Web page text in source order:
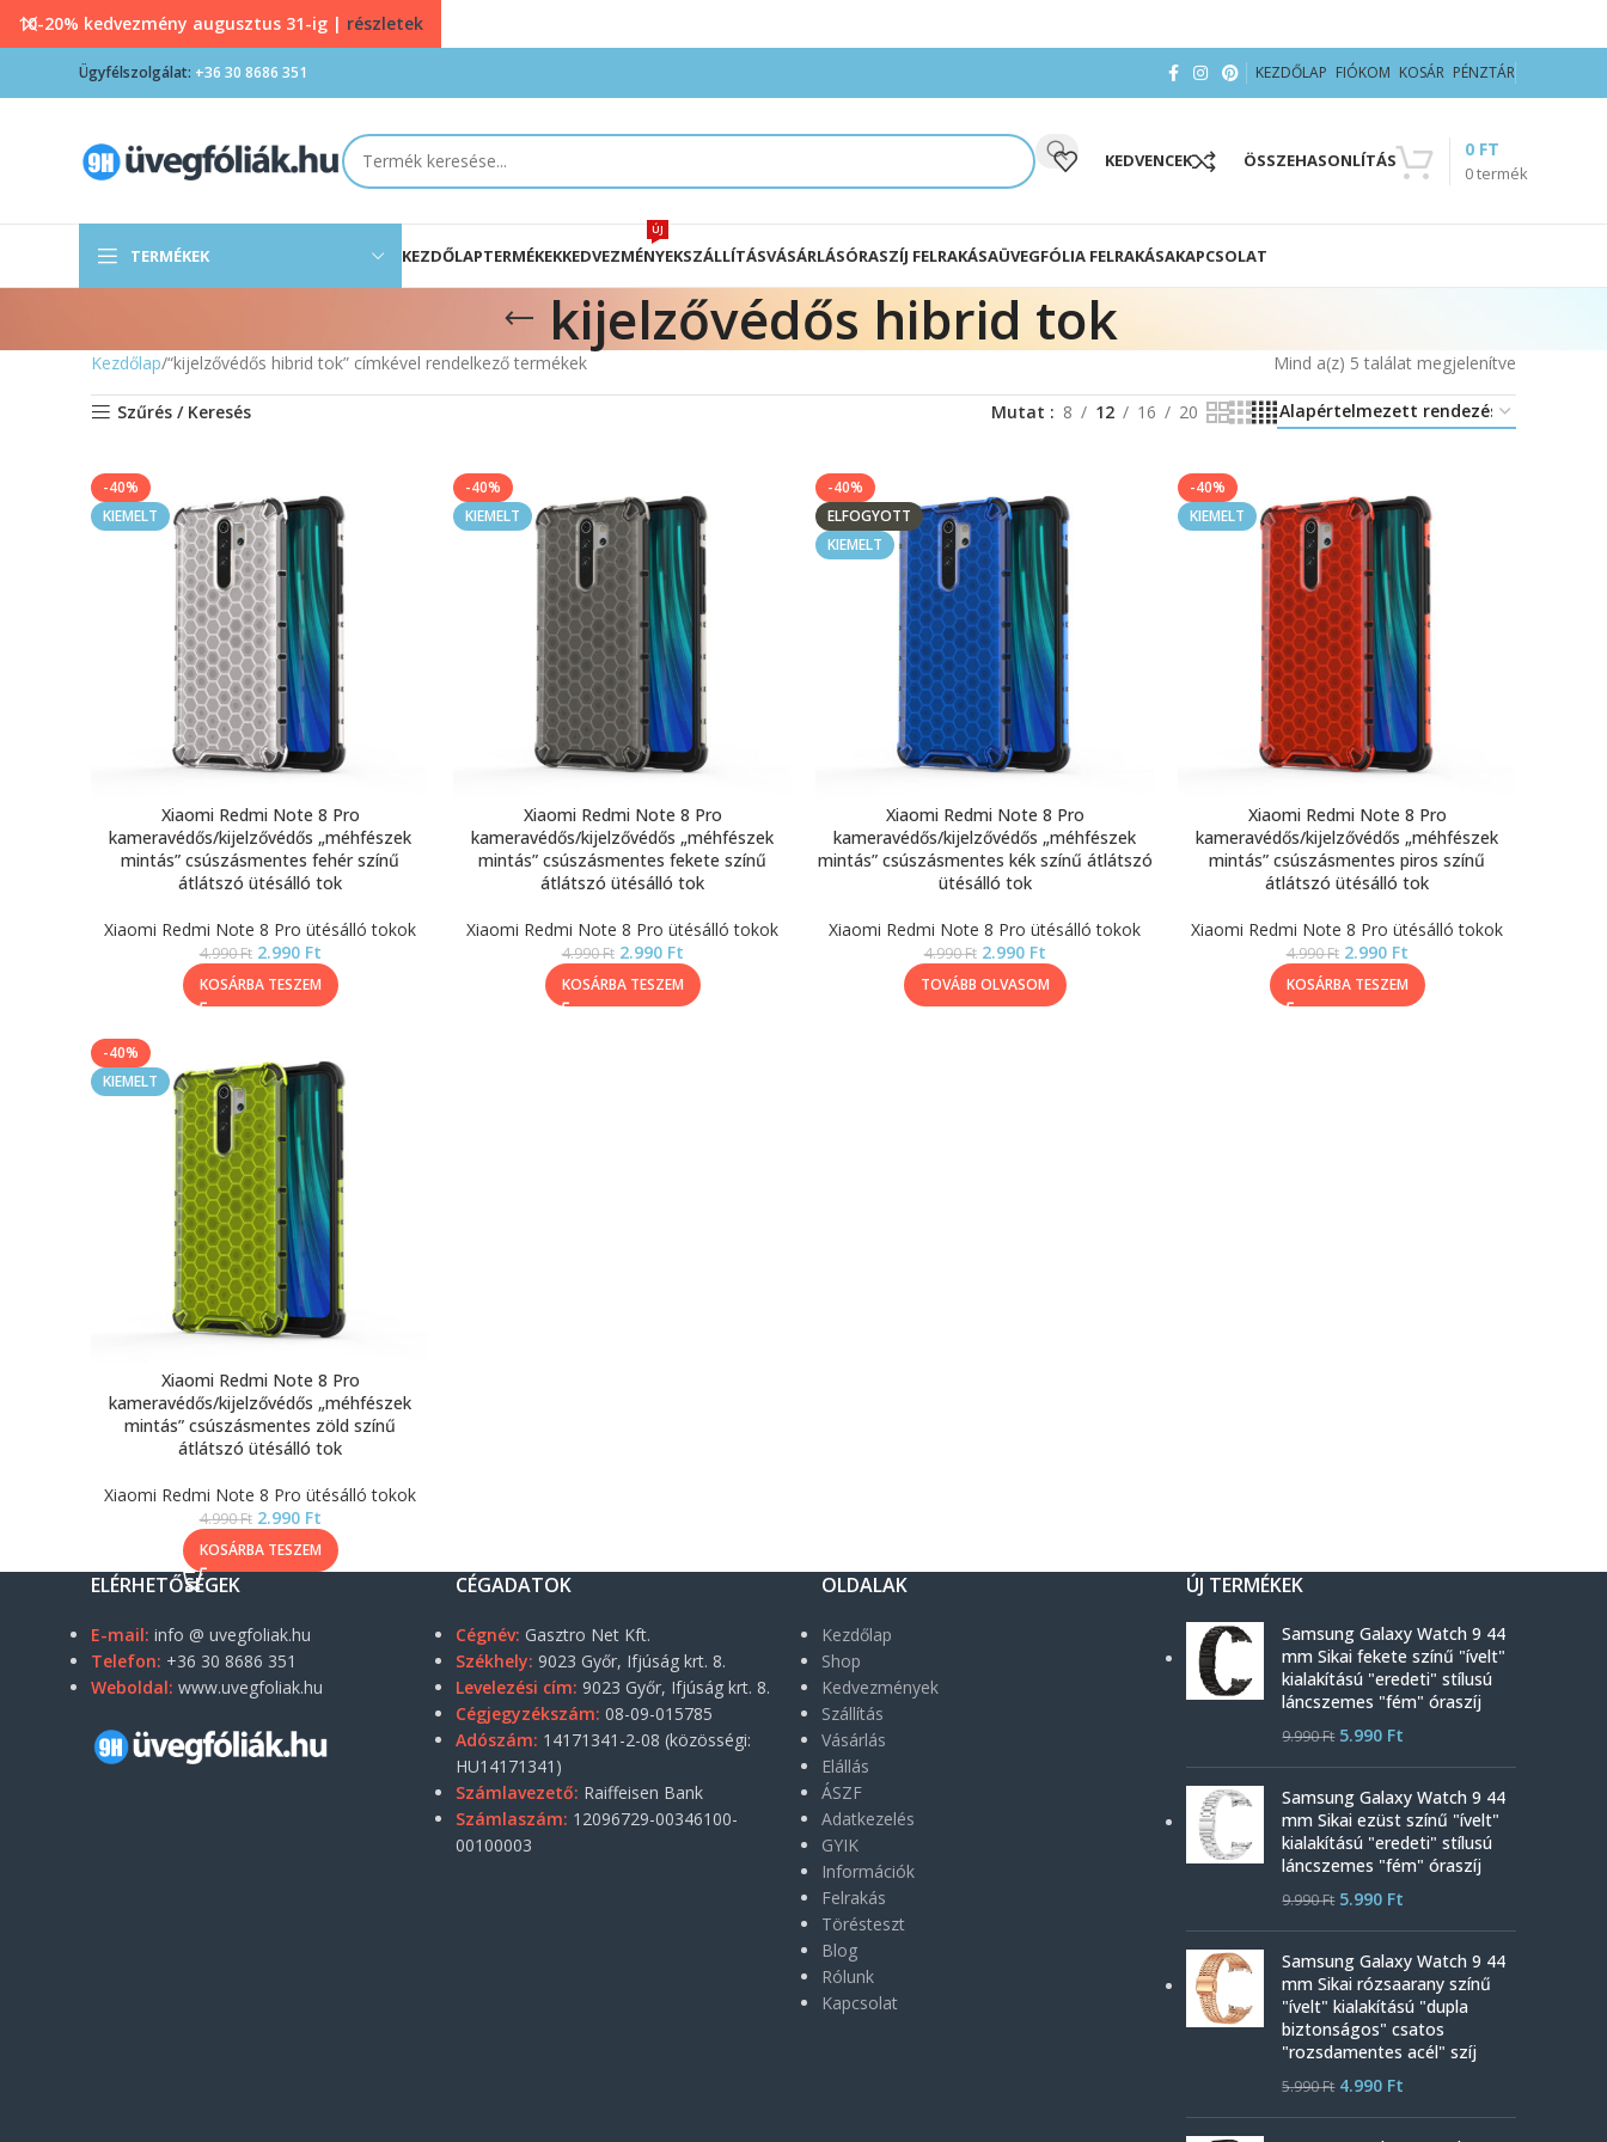
Ügyfélszolgálat: +36 30 8686 351 KEZDŐLAP FIÓKOM KOSÁR PÉNZTÁR
KEDVENCEK ÖSSZEHASONLÍTÁS
0termék
0 FT
TERMÉKEK KEZDŐLAPTERMÉKEKKEDVEZMÉNYEK
ÚJ
SZÁLLÍTÁSVÁSÁRLÁSÓRASZÍJ FELRAKÁSAÜVEGFÓLIA FELRAKÁSAKAPCSOLAT
kijelzővédős hibrid tok
Kezdőlap “kijelzővédős hibrid tok” címkével rendelkező termékek Mind a(z) 5 találat megjelenítve
Szűrés / Keresés Mutat 8 12 16 20
-40%
KIEMELT
Xiaomi Redmi Note 8 Pro
kameravédős/kijelzővédős „méhfészek
mintás” csúszásmentes fehér színű
átlátszó ütésálló tok
Xiaomi Redmi Note 8 Pro ütésálló tokok
4.990Ft 2.990 Ft
KOSÁRBA TESZEM
-40%
KIEMELT
Xiaomi Redmi Note 8 Pro
kameravédős/kijelzővédős „méhfészek
mintás” csúszásmentes fekete színű
átlátszó ütésálló tok
Xiaomi Redmi Note 8 Pro ütésálló tokok
4.990Ft 2.990 Ft
KOSÁRBA TESZEM
-40%
ELFOGYOTT
KIEMELT
Xiaomi Redmi Note 8 Pro
kameravédős/kijelzővédős „méhfészek
mintás” csúszásmentes kék színű átlátszó
ütésálló tok
Xiaomi Redmi Note 8 Pro ütésálló tokok
4.990Ft 2.990 Ft
TOVÁBB OLVASOM
-40%
KIEMELT
Xiaomi Redmi Note 8 Pro
kameravédős/kijelzővédős „méhfészek
mintás” csúszásmentes piros színű
átlátszó ütésálló tok
Xiaomi Redmi Note 8 Pro ütésálló tokok
4.990Ft 2.990 Ft
KOSÁRBA TESZEM
-40%
KIEMELT
Xiaomi Redmi Note 8 Pro
kameravédős/kijelzővédős „méhfészek
mintás” csúszásmentes zöld színű
átlátszó ütésálló tok
Xiaomi Redmi Note 8 Pro ütésálló tokok
4.990Ft 2.990 Ft
KOSÁRBA TESZEM
ELÉRHETŐSÉGEK
E-mail: info @ uvegfoliak.hu
Telefon: +36 30 8686 351
Weboldal: www.uvegfoliak.hu
CÉGADATOK
Cégnév: Gasztro Net Kft.
Székhely: 9023 Győr, Ifjúság krt. 8.
Levelezési cím: 9023 Győr, Ifjúság krt. 8.
Cégjegyzékszám: 08-09-015785
Adószám: 14171341-2-08 (közösségi:
HU14171341)
Számlavezető: Raiffeisen Bank
Számlaszám: 12096729-00346100-
00100003
OLDALAK
Kezdőlap
Shop
Kedvezmények
Szállítás
Vásárlás
Elállás
ÁSZF
Adatkezelés
GYIK
Információk
Felrakás
Törésteszt
Blog
Rólunk
Kapcsolat
ÚJ TERMÉKEK
Samsung Galaxy Watch 9 44
mm Sikai fekete színű "ívelt"
kialakítású "eredeti" stílusú
láncszemes "fém" óraszíj
9.990Ft 5.990 Ft
Samsung Galaxy Watch 9 44
mm Sikai ezüst színű "ívelt"
kialakítású "eredeti" stílusú
láncszemes "fém" óraszíj
9.990Ft 5.990 Ft
Samsung Galaxy Watch 9 44
mm Sikai rózsaarany színű
"ívelt" kialakítású "dupla
biztonságos" csatos
"rozsdamentes acél" szíj
5.990Ft 4.990 Ft
10-20% kedvezmény augusztus 31-ig | részletek